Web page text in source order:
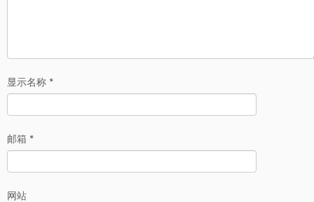
显示名称 *
邮箱 *
网站